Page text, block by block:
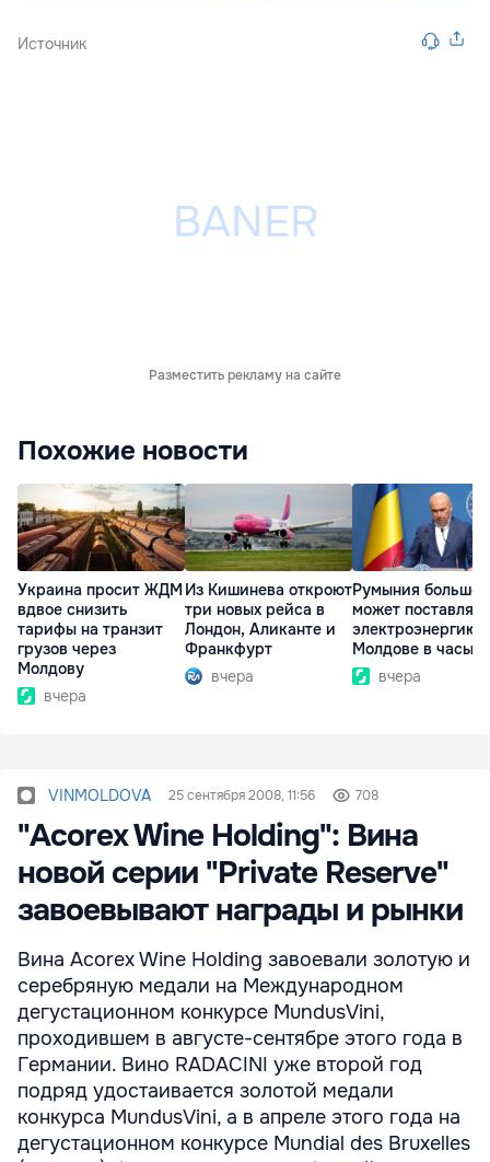
Источник
Разместить рекламу на сайте
Похожие новости
Украина просит ЖДМ
вдвое снизить
тарифы на транзит
грузов через
Молдову
вчера
Из Кишинева откроют
три новых рейса в
Лондон, Аликанте и
Франкфурт
вчера
Румыния больше
может поставлять
электроэнергию
Молдове в часы
вчера
VINMOLDOVA 25 сентября 2008, 11:56 708
"Acorex Wine Holding": Вина
новой серии "Private Reserve"
завоевывают награды и рынки
Вина Acorex Wine Holding завоевали золотую и
серебряную медали на Международном
дегустационном конкурсе MundusVini,
проходившем в августе-сентябре этого года в
Германии. Вино RADACINI уже второй год
подряд удостаивается золотой медали
конкурса MundusVini, а в апреле этого года на
дегустационном конкурсе Mundial des Bruxelles